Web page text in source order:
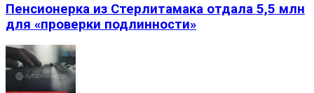
Пенсионерка из Стерлитамака отдала 5,5 млн
для «проверки подлинности»